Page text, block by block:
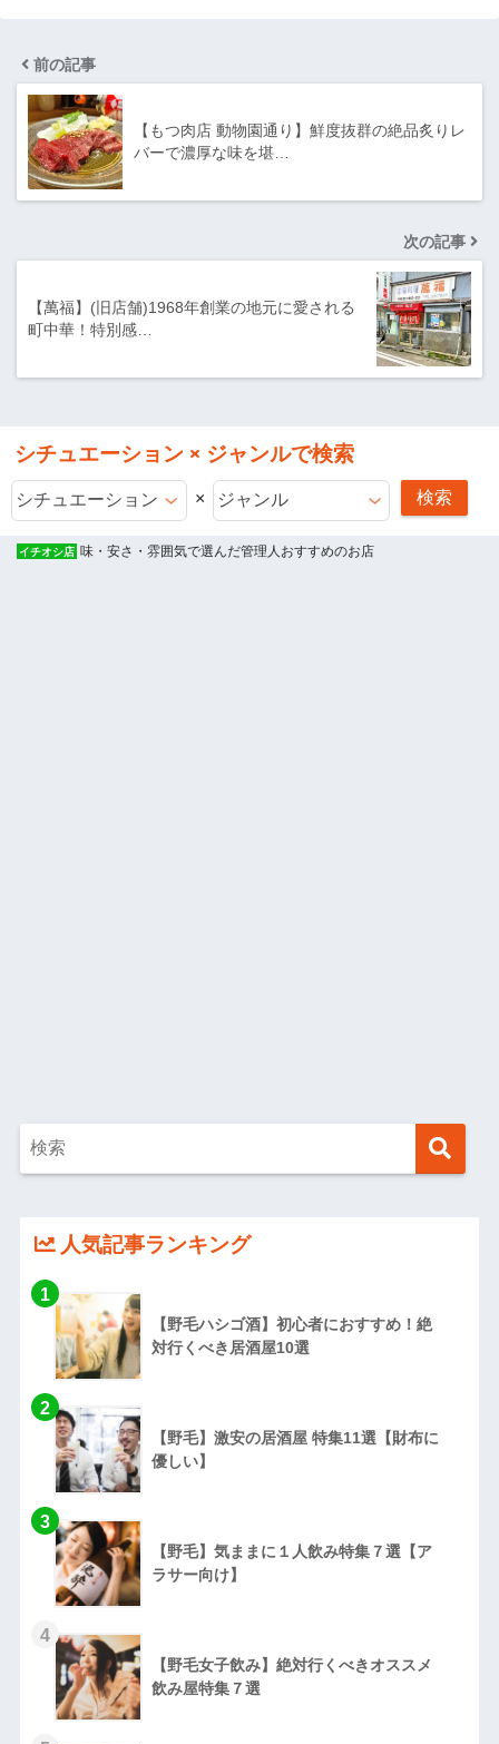
前の記事
【もつ肉店 動物園通り】鮮度抜群の絶品炙りレ
バーで濃厚な味を堪…
次の記事
【萬福】(旧店舗)1968年創業の地元に愛される
町中華！特別感…
シチュエーション × ジャンルで検索
×
イチオシ店 味・安さ・雰囲気で選んだ管理人おすすめのお店
人気記事ランキング
【野毛ハシゴ酒】初心者におすすめ！絶
対行くべき居酒屋10選
【野毛】激安の居酒屋 特集11選【財布に
優しい】
【野毛】気ままに１人飲み特集７選【ア
ラサー向け】
【野毛女子飲み】絶対行くべきオススメ
飲み屋特集７選